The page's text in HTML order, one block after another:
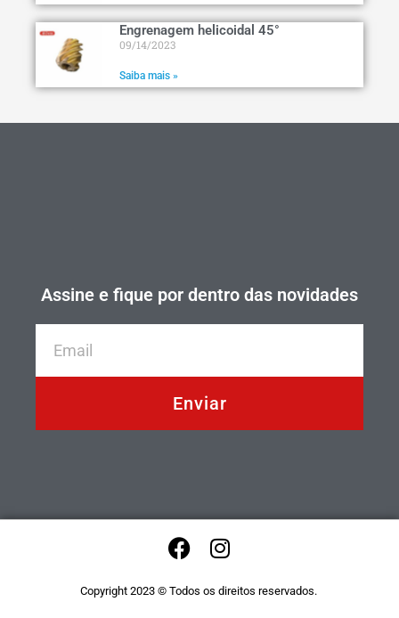
Engrenagem helicoidal 45°
09/14/2023
Saiba mais »
Assine e fique por dentro das novidades
Enviar
Copyright 2023 © Todos os direitos reservados.